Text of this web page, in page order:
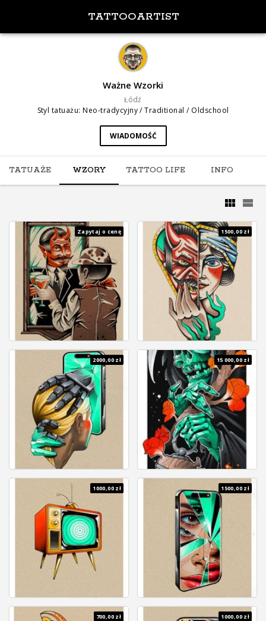
TATTOOARTIST
Ważne Wzorki
Łódź
Styl tatuażu: Neo-tradycyjny / Traditional / Oldschool
WIADOMOŚĆ
TATUAŻE WZORY TATTOO LIFE INFO
Zapytaj o cenę 1500,00 zł
2000,00 zł 15 000,00 zł
1000,00 zł 1500,00 zł
700,00 zł 1000,00 zł